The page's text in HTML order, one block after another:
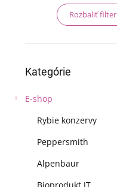
Rozbaliť filter
kategórie
Kategórie
E-shop
Rybie konzervy
Peppersmith
Alpenbaur
Bioprodukt JT